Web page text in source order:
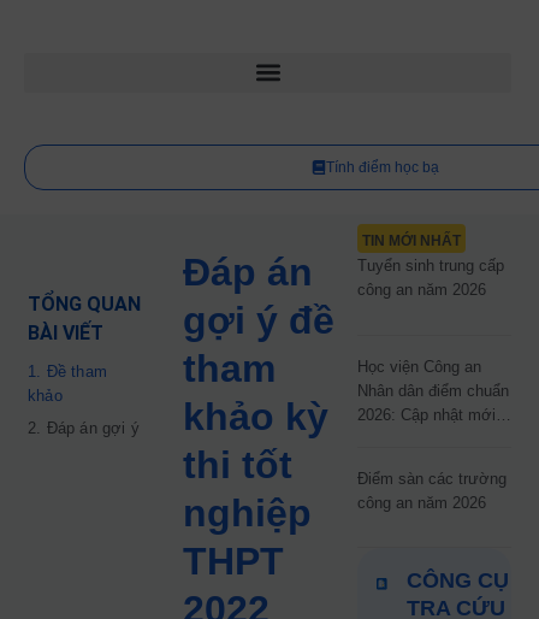
Tính điểm học bạ
TỔNG QUAN
BÀI VIẾT
1. Đề tham
khảo
2. Đáp án gợi ý
Đáp án
gợi ý đề
tham
khảo kỳ
thi tốt
nghiệp
THPT
2022
TIN MỚI NHẤT
Tuyển sinh trung cấp
công an năm 2026
Học viện Công an
Nhân dân điểm chuẩn
2026: Cập nhật mới
Điểm sàn các trường
công an năm 2026
CÔNG CỤ
TRA CỨU